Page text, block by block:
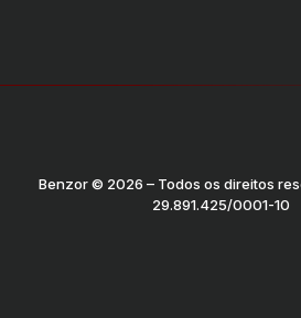
Benzor © 2026 – Todos os direitos
29.891.425/0001-10